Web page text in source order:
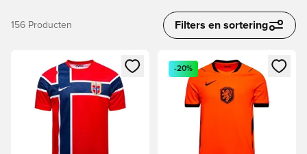
156 Producten Filters en sortering
Opent een venster om in te loggen of je aan te melden als
Opent een venster om in te
-20%